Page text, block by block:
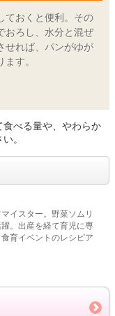
ておくと便利。その
おろし、水分と混ぜ
せれば、パンがゆが
す。
べる量や、やわらか
。
イスター。野菜ソムリ
。出産を経て育児に専
育イベントのレシピア